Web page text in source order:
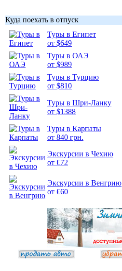
Куда поехать в отпуск
Туры в Египет
от $649
Туры в ОАЭ
от $989
Туры в Турцию
от $810
Туры в Шри-Ланку
от $1388
Туры в Карпаты
от 840 грн.
Экскурсии в Чехию
от €72
Экскурсии в Венгрию
от €60